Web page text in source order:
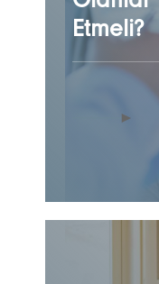
Etmeli?